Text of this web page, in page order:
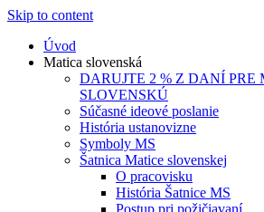
Skip to content
Úvod
Matica slovenská
DARUJTE 2 % Z DANÍ PRE
SLOVENSKÚ
Súčasné ideové poslanie
História ustanovizne
Symboly MS
Šatnica Matice slovenskej
O pracovisku
História Šatnice MS
Postup pri požičiavaní